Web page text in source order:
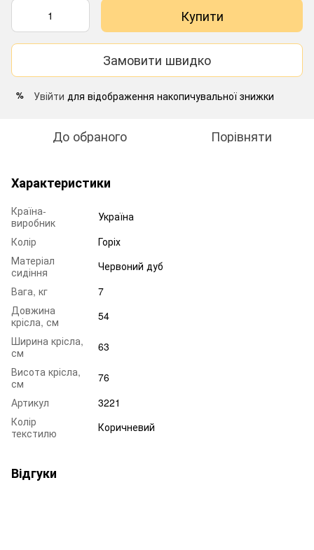
Купити
Замовити швидко
% Увійти для відображення накопичувальної знижки
До обраного Порівняти
Характеристики
Країна-
виробник
Україна
Колір
Горіх
Матеріал
сидіння
Червоний дуб
Вага, кг
7
Довжина
крісла, см
54
Ширина крісла,
см
63
Висота крісла,
см
76
Артикул
3221
Колір
текстилю
Коричневий
Відгуки